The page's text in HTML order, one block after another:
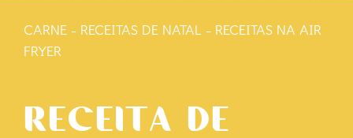
destaques
CARNE - RECEITAS DE NATAL - RECEITAS NA AIR
FRYER
RECEITA DE